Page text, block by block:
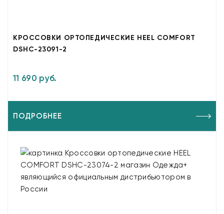
КРОССОВКИ ОРТОПЕДИЧЕСКИЕ HEEL COMFORT
DSHC-23091-2
11 690 руб.
ПОДРОБНЕЕ